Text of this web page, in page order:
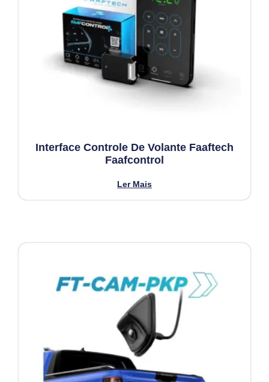
Interface Controle De Volante Faaftech
Faafcontrol
Ler Mais